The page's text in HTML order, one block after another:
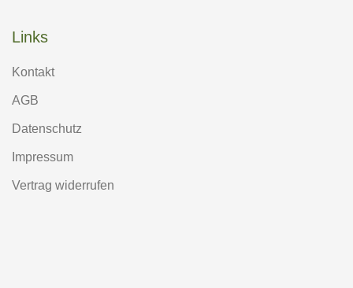
Links
Kontakt
AGB
Datenschutz
Impressum
Vertrag widerrufen